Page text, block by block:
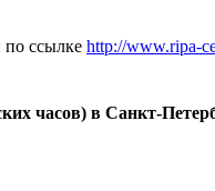
по ссылке http://www.ripa-
часов) в Санкт-